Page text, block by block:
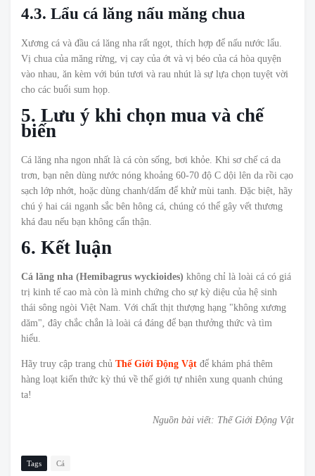
4.3. Lẩu cá lăng nấu măng chua
Xương cá và đầu cá lăng nha rất ngọt, thích hợp để nấu nước lẩu.
Vị chua của măng rừng, vị cay của ớt và vị béo của cá hòa quyện
vào nhau, ăn kèm với bún tươi và rau nhút là sự lựa chọn tuyệt vời
cho các buổi sum họp.
5. Lưu ý khi chọn mua và chế
biến
Cá lăng nha ngon nhất là cá còn sống, bơi khỏe. Khi sơ chế cá da
trơn, bạn nên dùng nước nóng khoảng 60-70 độ C dội lên da rồi cạo
sạch lớp nhớt, hoặc dùng chanh/dấm để khử mùi tanh. Đặc biệt, hãy
chú ý hai cái ngạnh sắc bên hông cá, chúng có thể gây vết thương
khá đau nếu bạn không cẩn thận.
6. Kết luận
Cá lăng nha (Hemibagrus wyckioides) không chỉ là loài cá có giá
trị kinh tế cao mà còn là minh chứng cho sự kỳ diệu của hệ sinh
thái sông ngòi Việt Nam. Với chất thịt thượng hạng "không xương
dăm", đây chắc chắn là loài cá đáng để bạn thưởng thức và tìm
hiểu.
Hãy truy cập trang chủ Thế Giới Động Vật để khám phá thêm
hàng loạt kiến thức kỳ thú về thế giới tự nhiên xung quanh chúng
ta!
Nguồn bài viết: Thế Giới Động Vật
Tags Cá